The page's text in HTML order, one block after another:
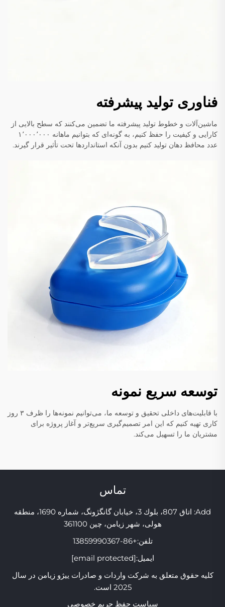
فناوری تولید پیشرفته
ماشین‌آلات و خطوط تولید پیشرفته ما تضمین می‌کنند که سطح بالایی از
کارایی و کیفیت را حفظ کنیم، به گونه‌ای که بتوانیم ماهانه ۱٬۰۰۰٬۰۰۰
عدد محافظ دهان تولید کنیم بدون آنکه استانداردها تحت تأثیر قرار گیرند.
توسعه سریع نمونه
با قابلیت‌های داخلی تحقیق و توسعه ما، می‌توانیم نمونه‌ها را ظرف ۳ روز
کاری تهیه کنیم که این امر تصمیم‌گیری سریع‌تر و آغاز پروژه برای
مشتریان ما را تسهیل می‌کند.
تماس
Add: اتاق 807، بلوك 3، خیابان گانگژونگ، شماره 1690، منطقه
هولی، شهر زیامن، چین 361100
تلفن:+86-13859990367
ایمیل:[email protected]
کلیه حقوق متعلق به شرکت واردات و صادرات ییژو زیامن در سال
2025 است.
سیاست حفظ حریم خصوصی